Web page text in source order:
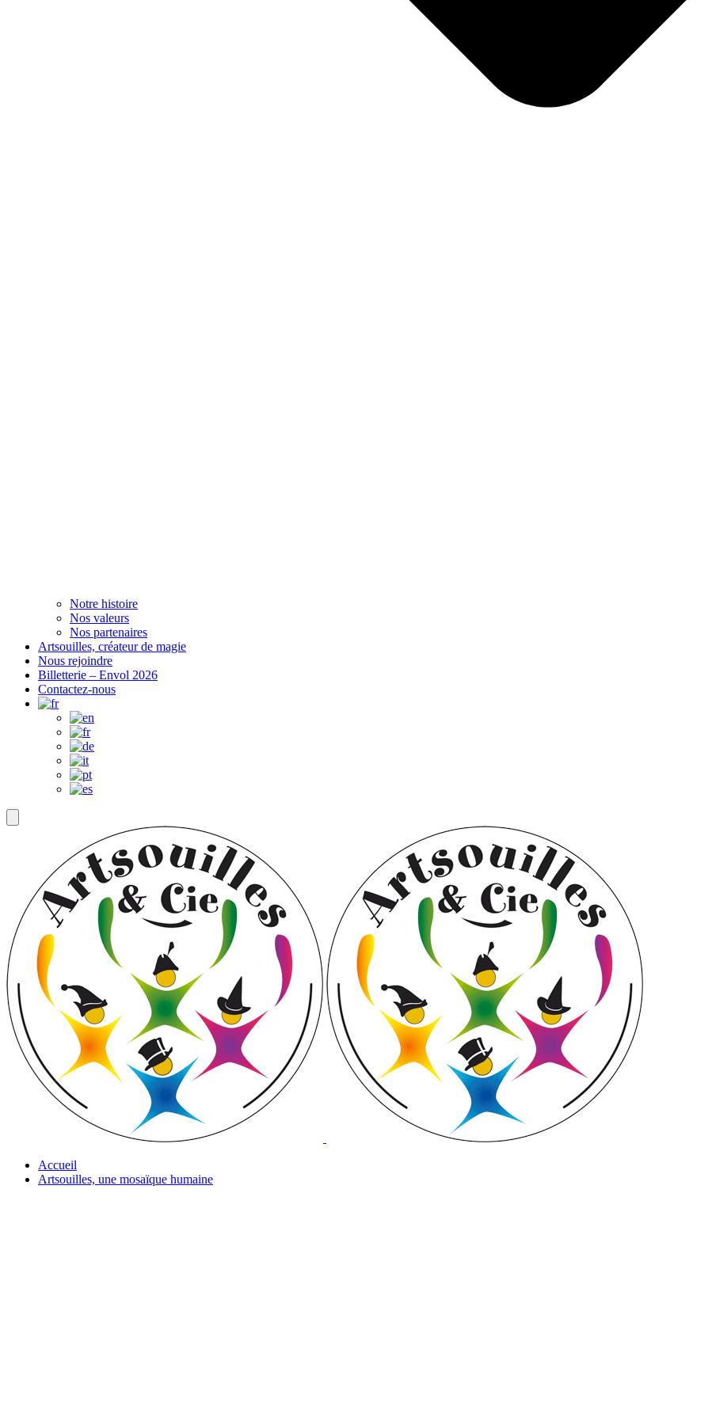
Notre histoire
Nos valeurs
Nos partenaires
Artsouilles, créateur de magie
Nous rejoindre
Billetterie – Envol 2026
Contactez-nous
Accueil
Artsouilles, une mosaïque humaine